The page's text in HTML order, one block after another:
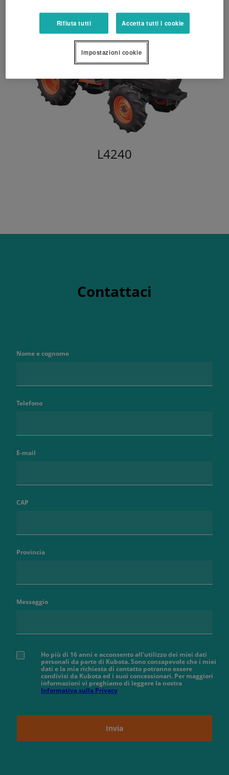
L4240
Contattaci
Nome e cognome
Telefono
E-mail
CAP
Provincia
Messaggio
Ho più di 16 anni e acconsento all'utilizzo dei miei dati
personali da parte di Kubota. Sono consapevole che i miei
dati e la mia richiesta di contatto potranno essere
condivisi da Kubota ed i suoi concessionari. Per maggiori
informazioni vi preghiamo di leggere la nostra
Informativa sulla Privacy
Invia
Rifiuta tutti Accetta tutti i cookie
Impostazioni cookie